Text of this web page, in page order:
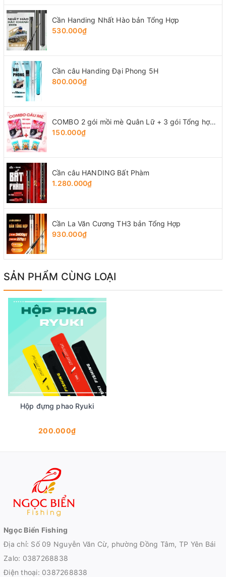
Cần Handing Nhất Hào bản Tổng Hợp
530.000₫
Cần câu Handing Đại Phong 5H
800.000₫
COMBO 2 gói mồi mè Quân Lữ + 3 gói Tổng hợp Tứ Quý
150.000₫
Cần câu HANDING Bất Phàm
1.280.000₫
Cần La Văn Cương TH3 bản Tổng Hợp
930.000₫
SẢN PHẨM CÙNG LOẠI
Hộp đựng phao Ryuki
200.000₫
Ngọc Biển Fishing
Địa chỉ: Số 09 Nguyễn Văn Cừ, phường Đồng Tâm, TP Yên Bái
Zalo: 0387268838
Điện thoại: 0387268838